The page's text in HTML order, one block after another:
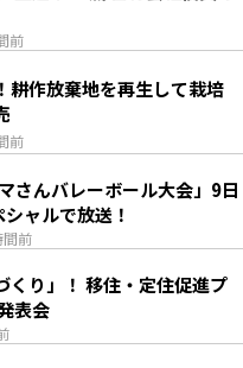
前
前
耕作放棄地を再生して栽培
前
さんバレーボール大会」9日
ャルで放送！
くり」！ 移住・定住促進プ
表会